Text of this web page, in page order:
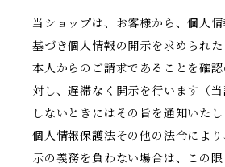
当ショップは、お客様から、個人
基づき個人情報の開示を求められ
本人からのご請求であることを確
対し、遅滞なく開示を行います（
しないときにはその旨を通知いたし
個人情報保護法その他の法令によ
示の義務を負わない場合は、この